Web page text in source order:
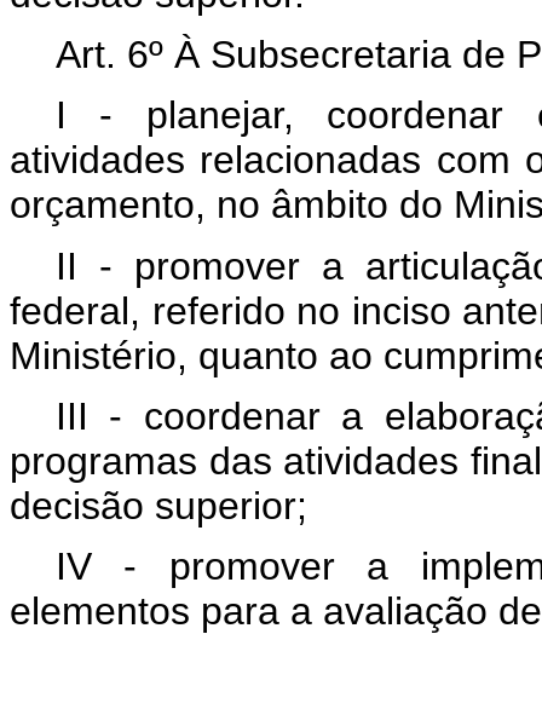
Art. 6º À Subsecretaria de
I - planejar, coordenar
atividades relacionadas com
orçamento, no âmbito do
II - promover a
federal, referido no inciso
Ministério, quanto ao
III - coordenar a
programas das atividades
decisão superior;
IV - promover a
elementos para a avaliação